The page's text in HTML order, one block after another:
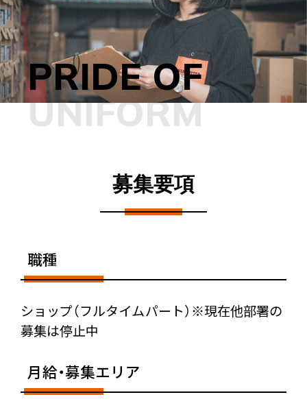
ユニフォームや服のデザインは未経験ですが、
応募可能ですか？
面接以外に試験はありますか？
国内、海外の生産背景を教えて下さい。
残業はありますか？
どの様な商品を生産していますか。
ておりますので、ご安心ください。
工具や安全保護具など専門的な商品も多くて不
安なのですが、
未経験でも大丈夫ですか？（ショップ）
帰る時間は何時頃ですか？残業はありますか？
店内商品だけの販売ですか？（ショップ）
総務や経理はどのような業務をしていますか？
PRIDE OF
UNIFORM
PRIDE OF
UNIFORM
募集要項
職種
ショップ（フルタイムパート）※現在他部署の
募集は停止中
月給・募集エリア